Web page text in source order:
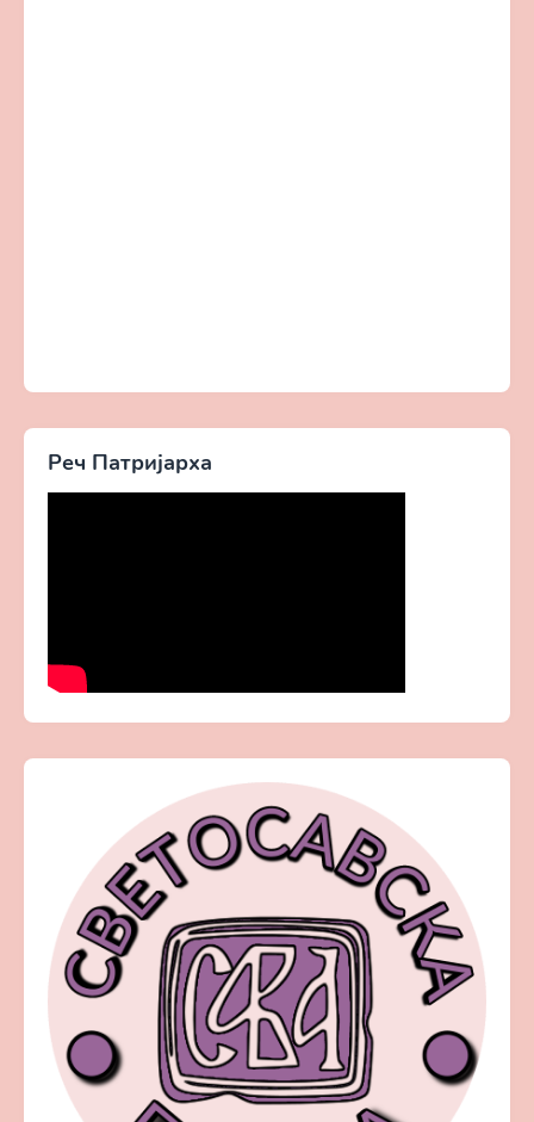
Реч Патријарха